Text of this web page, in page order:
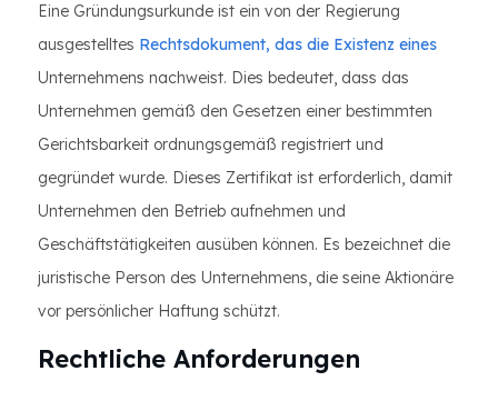
Eine Gründungsurkunde ist ein von der Regierung
ausgestelltes Rechtsdokument, das die Existenz eines
Unternehmens nachweist. Dies bedeutet, dass das
Unternehmen gemäß den Gesetzen einer bestimmten
Gerichtsbarkeit ordnungsgemäß registriert und
gegründet wurde. Dieses Zertifikat ist erforderlich, damit
Unternehmen den Betrieb aufnehmen und
Geschäftstätigkeiten ausüben können. Es bezeichnet die
juristische Person des Unternehmens, die seine Aktionäre
vor persönlicher Haftung schützt.
Rechtliche Anforderungen